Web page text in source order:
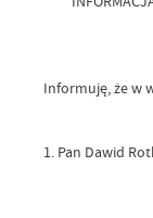
Informuję, że w
1. Pan Dawid